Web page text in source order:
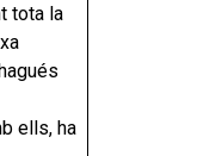
tota la
ells, ha